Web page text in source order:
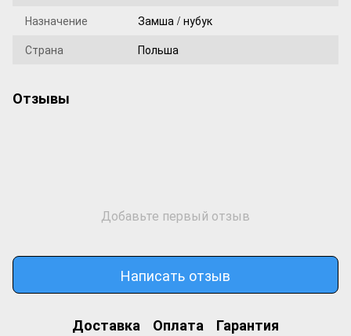
Назначение
Замша / нубук
Страна
Польша
Отзывы
Добавьте первый отзыв
Написать отзыв
Доставка Оплата Гарантия